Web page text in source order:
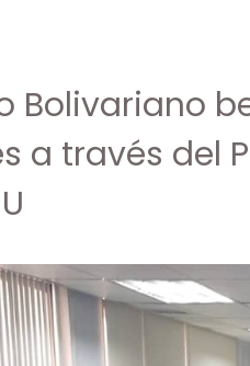
Bolivariano
a través del